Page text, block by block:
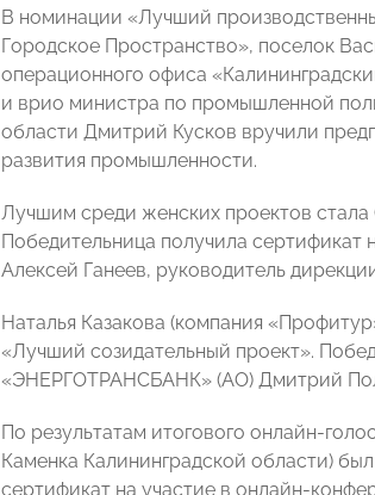
В номинации «Лучший
Городское Пространство», поселок
операционного офиса
и врио министра по промышленной
области Дмитрий Кусков вручили
развития промышленности.
Лучшим среди женских проектов стала
Победительница получила сертификат
Алексей Ганеев, руководитель
Наталья Казакова (компания
«Лучший созидательный проект».
«ЭНЕРГОТРАНСБАНК» (АО) Дмитрий
По результатам итогового онлайн-
Каменка Калининградской области)
сертификат на участие в онлайн-